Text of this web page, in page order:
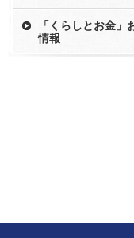
「くらしとお金」
情報